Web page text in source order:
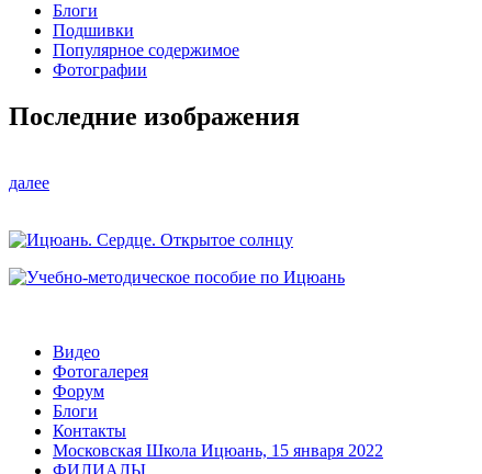
Блоги
Подшивки
Популярное содержимое
Фотографии
Последние изображения
далее
Видео
Фотогалерея
Форум
Блоги
Контакты
Московская Школа Ицюань, 15 января 2022